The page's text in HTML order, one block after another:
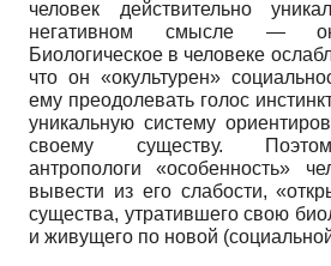
человек действительно
негативном смысле — он
Биологическое в человеке
что он «окультурен»
ему преодолевать голос
уникальную систему
своему существу.
антропологи «особенность»
вывести из его слабости,
существа, утратившего свою
и живущего по новой